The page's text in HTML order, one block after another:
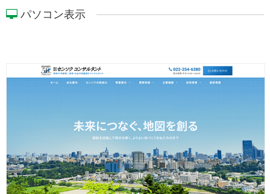
パソコン表示